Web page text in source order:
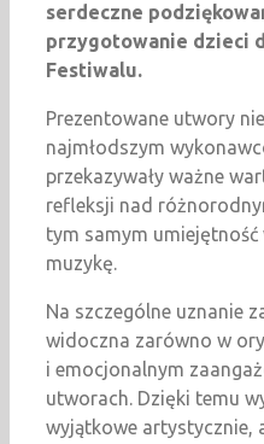
serdeczne
przygotowanie dzieci
Festiwalu.
Prezentowane utwory
najmłodszym
przekazywały ważne
refleksji nad
tym samym
muzykę.
Na szczególne uznanie
widoczna zarówno w
i emocjonalnym
utworach. Dzięki temu
wyjątkowe artystycznie,